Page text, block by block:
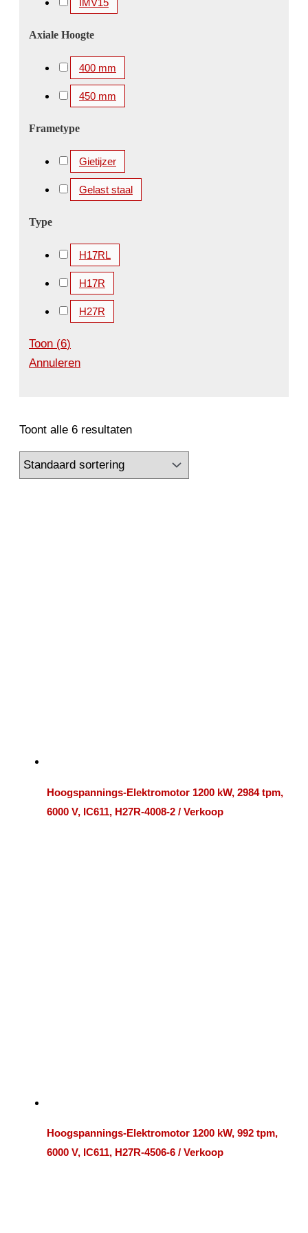
IMV15
Axiale Hoogte
400 mm
450 mm
Frametype
Gietijzer
Gelast staal
Type
H17RL
H17R
H27R
Toon (6)
Annuleren
Toont alle 6 resultaten
Hoogspannings-Elektromotor 1200 kW, 2984 tpm,
6000 V, IC611, H27R-4008-2 / Verkoop
Hoogspannings-Elektromotor 1200 kW, 992 tpm,
6000 V, IC611, H27R-4506-6 / Verkoop